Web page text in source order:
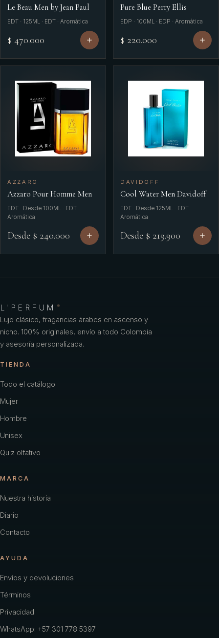
Le Beau Men by Jean Paul
EDT · 125ML · EDT · Aromática
$ 470.000
Pure Blue Perry Ellis
EDP · 100ML · EDP · Aromática
$ 220.000
AZZARO
Azzaro Pour Homme Men
EDT · Desde 100ML · EDT ·
Aromática
Desde $ 240.000
DAVIDOFF
Cool Water Men Davidoff
EDT · Desde 125ML · EDT ·
Aromática
Desde $ 219.900
L'PERFUM ®
Lujo clásico, fragancias árabes en ascenso y
nicho. 100% originales, envío a todo Colombia
y asesoría personalizada.
TIENDA
Todo el catálogo
Mujer
Hombre
Unisex
Quiz olfativo
MARCA
Nuestra historia
Diario
Contacto
AYUDA
Envíos y devoluciones
Términos
Privacidad
WhatsApp: +57 301 778 5397